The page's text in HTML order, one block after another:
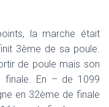
la marche était
3ème de sa poule.
de poule mais son
finale. En – de 1099
en 32ème de finale